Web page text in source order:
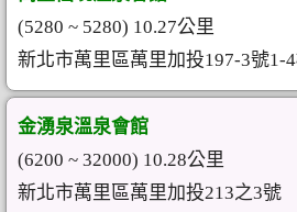
(5280 ~ 5280) 10.27公里
新北市萬里區萬里加投197-3號1-
金湧泉溫泉會館
(6200 ~ 32000) 10.28公里
新北市萬里區萬里加投213之3號